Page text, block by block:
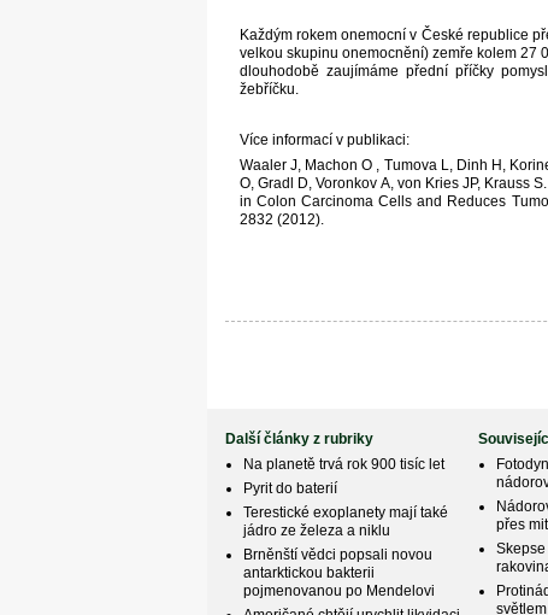
Každým rokem onemocní v České republice
velkou skupinu onemocnění) zemře kolem 27
dlouhodobě zaujímáme přední příčky
žebříčku.
Více informací v publikaci:
Waaler J, Machon O , Tumova L, Dinh H,
O, Gradl D, Voronkov A, von Kries JP, Krauss
in Colon Carcinoma Cells and Reduces
2832 (2012).
Další články z rubriky
Na planetě trvá rok 900 tisíc let
Pyrit do baterií
Terestické exoplanety mají také
jádro ze železa a niklu
Brněnští vědci popsali novou
antarktickou bakterii
pojmenovanou po Mendelovi
přes
světlem